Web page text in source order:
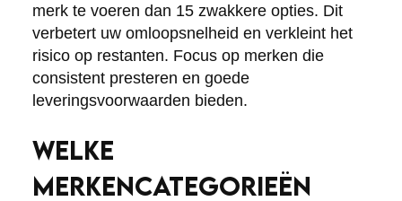
merk te voeren dan 15 zwakkere opties. Dit
verbetert uw omloopsnelheid en verkleint het
risico op restanten. Focus op merken die
consistent presteren en goede
leveringsvoorwaarden bieden.
WELKE
MERKENCATEGORIEËN